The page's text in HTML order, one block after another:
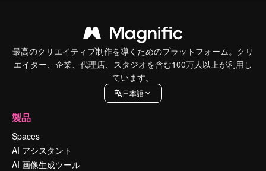
最高のクリエイティブ制作を導くためのプラットフォーム。クリ
エイター、企業、代理店、スタジオを含む100万人以上が利用し
ています。
日本語
製品
Spaces
AI アシスタント
AI 画像生成ツール